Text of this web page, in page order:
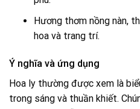
Hương thơm nồng nàn,
hoa và trang trí.
Ý nghĩa và ứng dụng
Hoa ly thường được xem là
trong sáng và thuần khiết.